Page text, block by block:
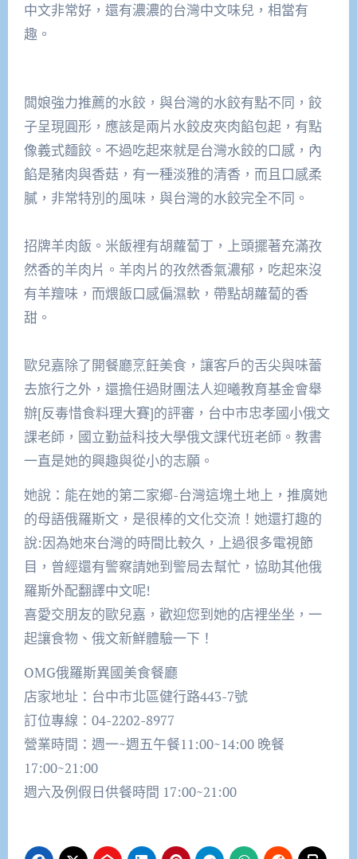
中文非常好，還有濃濃的台灣中文味兒，相當有
趣。
闆娘強力推薦的水餃，與台灣的水餃有點不同，餃
子呈現圓形，應該是兩片水餃皮夾肉餡包起，有點
像義式麵餃。不過吃起來就是台灣水餃的口感，內
餡是豬肉與香菇，有一種淡雅的清香，而且口感柔
膩，非常特別的風味，與台灣的水餃完全不同。
招牌羊肉飯。米飯裡有胡蘿蔔丁，上頭擺著充滿孜
然香的羊肉片。羊肉片的孜然香氣濃郁，吃起來沒
有羊羶味，而煨飯口感偏濕軟，帶點胡蘿蔔的香
甜。
歐兒嘉除了開餐廳烹飪美食，讓客戶的舌尖與味蕾
去旅行之外，還擔任過財團法人迎曦教育基金會舉
辦[反毒惜食料理大賽]的評審，台中市忠孝國小俄文
課老師，國立勤益科技大學俄文課代班老師。教書
一直是她的興趣與從小的志願。
她說：能在她的第二家鄉-台灣這塊土地上，推廣她
的母語俄羅斯文，是很棒的文化交流！她還打趣的
說:因為她來台灣的時間比較久，上過很多電視節
目，曾經還有警察請她到警局去幫忙，協助其他俄
羅斯外配翻譯中文呢!
喜愛交朋友的歐兒嘉，歡迎您到她的店裡坐坐，一
起讓食物、俄文新鮮體驗一下！
OMG俄羅斯異國美食餐廳
店家地址：台中市北區健行路443-7號
訂位專線：04-2202-8977
營業時間：週一~週五午餐11:00~14:00 晚餐
17:00~21:00
週六及例假日供餐時間 17:00~21:00